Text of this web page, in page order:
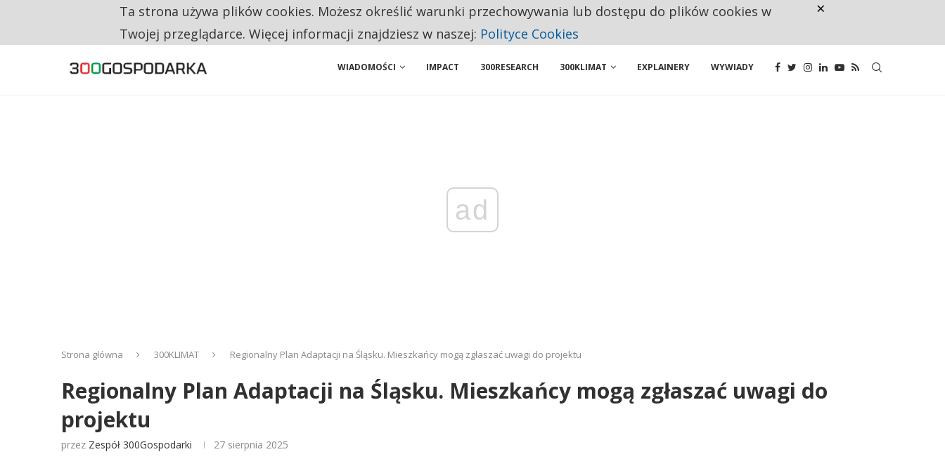
CO TRZECIĄ ZŁOTÓWKĘ Z EMERYTURY SENIORZY PRZEZNACZAJĄ NA PODSTAWOWE ZAKUPY
WIADOMOŚCI IMPACT 300RESEARCH 300KLIMAT EXPLAINERY WYWIADY
ad
Strona główna 300KLIMAT Regionalny Plan Adaptacji na Śląsku. Mieszkańcy mogą zgłaszać uwagi do projektu
Regionalny Plan Adaptacji na Śląsku. Mieszkańcy mogą zgłaszać uwagi do
projektu
przez Zespół 300Gospodarki 27 sierpnia 2025
Ta strona używa plików cookies. Możesz określić warunki przechowywania lub dostępu do plików cookies w
Twojej przeglądarce. Więcej informacji znajdziesz w naszej: Polityce Cookies
×